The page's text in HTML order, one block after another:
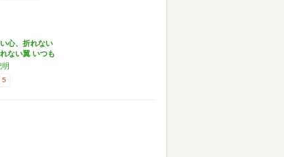
心、折れない
ない翼 いつも
明
5